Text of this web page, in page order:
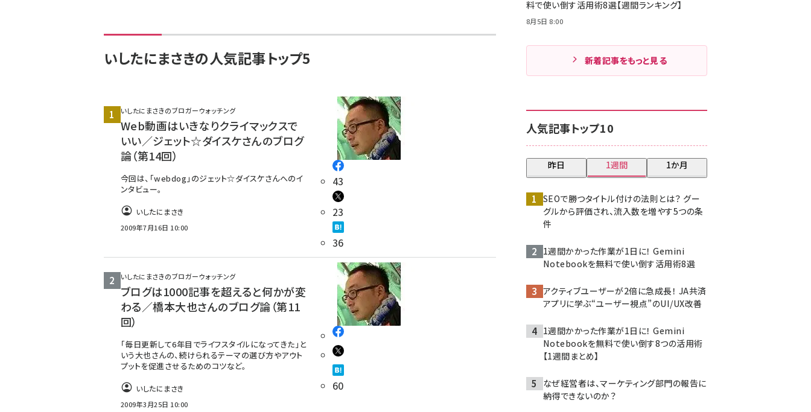
いしたにまさきの人気記事トップ5
いしたにまさきのブロガーウォッチング
Web動画はいきなりクライマックスで
いい／ジェット☆ダイスケさんのブログ
論（第14回）
今回は、「webdog」のジェット☆ダイスケさんへのイ
ンタビュー。
いしたにまさき
2009年7月16日 10:00
43
23
36
いしたにまさきのブロガーウォッチング
ブログは1000記事を超えると何かが変
わる／橋本大也さんのブログ論（第11
回）
「毎日更新して6年目でライフスタイルになってきた」と
いう大也さんの、続けられるテーマの選び方やアウト
プットを促進させるためのコツなど。
いしたにまさき
2009年3月25日 10:00
60
料で使い倒す活用術8選【週間ランキング】
8月5日 8:00
新着記事をもっと見る
人気記事トップ10
昨日 1週間 1か月
SEOで勝つタイトル付けの法則とは？ グー
グルから評価され、流入数を増やす5つの条
件
1週間かかった作業が1日に！ Gemini
Notebookを無料で使い倒す活用術8選
アクティブユーザーが2倍に急成長！ JA共済
アプリに学ぶ“ユーザー視点”のUI/UX改善
1週間かかった作業が1日に！ Gemini
Notebookを無料で使い倒す8つの活用術
【1週間まとめ】
なぜ経営者は、マーケティング部門の報告に
納得できないのか？